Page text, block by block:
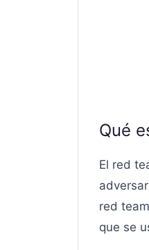
Qué
El red
red
que se